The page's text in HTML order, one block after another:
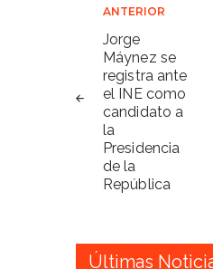
Navegación
de
entradas
ANTERIOR
Jorge
Máynez se
registra ante
el INE como
candidato a
la
Presidencia
de la
República
Últimas